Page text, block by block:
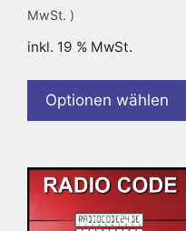
MwSt. )
inkl. 19 % MwSt.
Optionen wählen